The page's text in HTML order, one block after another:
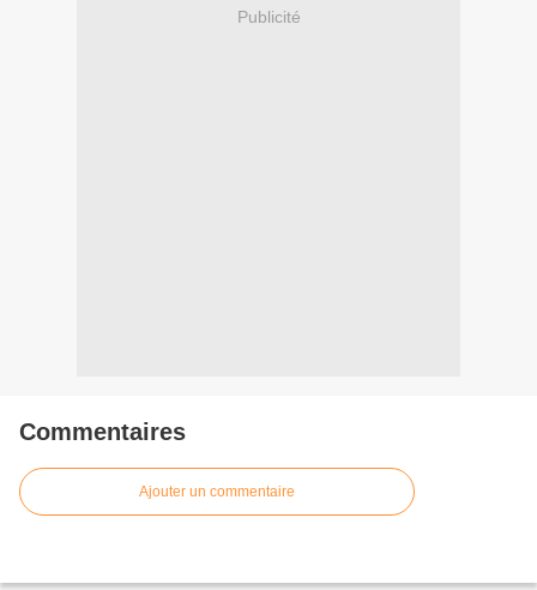
Publicité
Commentaires
Ajouter un commentaire